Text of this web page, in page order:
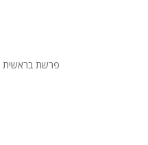
פרשת בראשית